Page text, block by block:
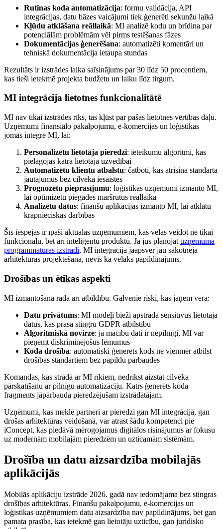
Rutīnas koda automatizācija: formu validācija, API
integrācijas, datu bāzes vaicājumi tiek ģenerēti sekunžu laikā
Kļūdu atklāšana reāllaikā: MI analizē kodu un brīdina par
potenciālām problēmām vēl pirms testēšanas fāzes
Dokumentācijas ģenerēšana: automatizēti komentāri un
tehniskā dokumentācija ietaupa stundas
Rezultāts ir izstrādes laika saīsinājums par 30 līdz 50 procentiem,
kas tieši ietekmē projekta budžetu un laiku līdz tirgum.
MI integrācija lietotnes funkcionalitātē
MI nav tikai izstrādes rīks, tas kļūst par pašas lietotnes vērtības daļu.
Uzņēmumi finansiālo pakalpojumu, e-komercijas un loģistikas
jomās integrē MI, lai:
Personalizētu lietotāja pieredzi: ieteikumu algoritmi, kas
pielāgojas katra lietotāja uzvedībai
Automatizētu klientu atbalstu: čatboti, kas atrisina standarta
jautājumus bez cilvēka iesaistes
Prognozētu pieprasījumu: loģistikas uzņēmumi izmanto MI,
lai optimizētu piegādes maršrutus reāllaikā
Analizētu datus: finanšu aplikācijas izmanto MI, lai atklātu
krāpnieciskas darbības
Šīs iespējas ir īpaši aktuālas uzņēmumiem, kas vēlas veidot ne tikai
funkcionālu, bet arī inteliģentu produktu. Ja jūs plānojat uzņēmuma
programmatūras izstrādi, MI integrācija jāapsver jau sākotnējā
arhitektūras projektēšanā, nevis kā vēlāks papildinājums.
Drošības un ētikas aspekti
MI izmantošana rada arī atbildību. Galvenie riski, kas jāņem vērā:
Datu privātums: MI modeļi bieži apstrādā sensitīvus lietotāja
datus, kas prasa stingru GDPR atbilstību
Algoritmiskā novirze: ja mācību dati ir nepilnīgi, MI var
pieņemt diskriminējošus lēmumus
Koda drošība: automātiski ģenerēts kods ne vienmēr atbilst
drošības standartiem bez papildu pārbaudes
Komandas, kas strādā ar MI rīkiem, nedrīkst aizstāt cilvēka
pārskatīšanu ar pilnīgu automatizāciju. Katrs ģenerēts koda
fragments jāpārbauda pieredzējušam izstrādātājam.
Uzņēmumi, kas meklē partneri ar pieredzi gan MI integrācijā, gan
drošas arhitektūras veidošanā, var atrast šādu kompetenci pie
iConcept, kas piedāvā mērogojamus digitālos risinājumus ar fokusu
uz modernām mobilajām pieredzēm un uzticamām sistēmām.
Drošība un datu aizsardzība mobilajās
aplikācijās
Mobilās aplikāciju izstrāde 2026. gadā nav iedomājama bez stingras
drošības arhitektūras. Finanšu pakalpojumu, e-komercijas un
loģistikas uzņēmumiem datu aizsardzība nav papildinājums, bet gan
pamata prasība, kas ietekmē gan lietotāju uzticību, gan juridisko